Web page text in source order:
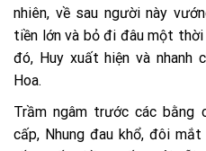
nhiên, về sau người này
tiền lớn và bỏ đi đâu một
đó, Huy xuất hiện và nhanh
Hoa.
Trầm ngâm trước các bằng
cấp, Nhung đau khổ, đôi